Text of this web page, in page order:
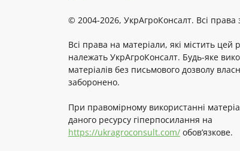
© 2004-2026, УкрАгроКонсалт. Всі права
Всі права на матеріали, які містить цей
належать УкрАгроКонсалт. Будь-яке
матеріалів без письмового дозволу
заборонено.
При правомірному використанні
даного ресурсу гіперпосилання на
https://ukragroconsult.com/ обов’язкове.